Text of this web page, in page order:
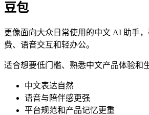
豆包
更像面向大众日常使用的中文 AI 助手
费、语音交互和轻办公。
适合想要低门槛、熟悉中文产品体验和
中文表达自然
语音与陪伴感更强
平台规范和产品记忆更重